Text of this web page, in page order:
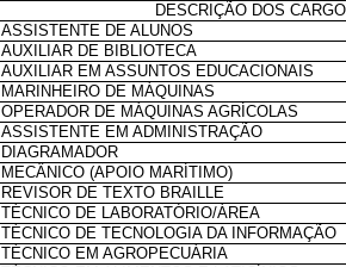
DESCRIÇÃO DOS
ASSISTENTE DE ALUNOS
AUXILIAR DE BIBLIOTECA
AUXILIAR EM ASSUNTOS EDUCACIONAIS
MARINHEIRO DE MÁQUINAS
OPERADOR DE MÁQUINAS AGRÍCOLAS
ASSISTENTE EM ADMINISTRAÇÃO
DIAGRAMADOR
MECÂNICO (APOIO MARÍTIMO)
REVISOR DE TEXTO BRAILLE
TÉCNICO DE LABORATÓRIO/ÁREA
TÉCNICO DE TECNOLOGIA DA INFORMAÇÃO
TÉCNICO EM AGROPECUÁRIA